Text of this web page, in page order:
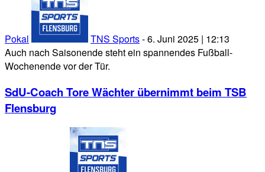
Pokal TNS Sports-6. Juni 2025 | 12:13
Auch nach Saisonende steht ein spannendes Fußball-
Wochenende vor der Tür.
SdU-Coach Tore Wächter übernimmt beim TSB
Flensburg